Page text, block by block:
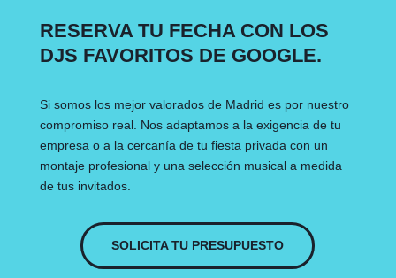
RESERVA TU FECHA CON LOS
DJS FAVORITOS DE GOOGLE.
Si somos los mejor valorados de Madrid es por nuestro
compromiso real. Nos adaptamos a la exigencia de tu
empresa o a la cercanía de tu fiesta privada con un
montaje profesional y una selección musical a medida
de tus invitados.
SOLICITA TU PRESUPUESTO